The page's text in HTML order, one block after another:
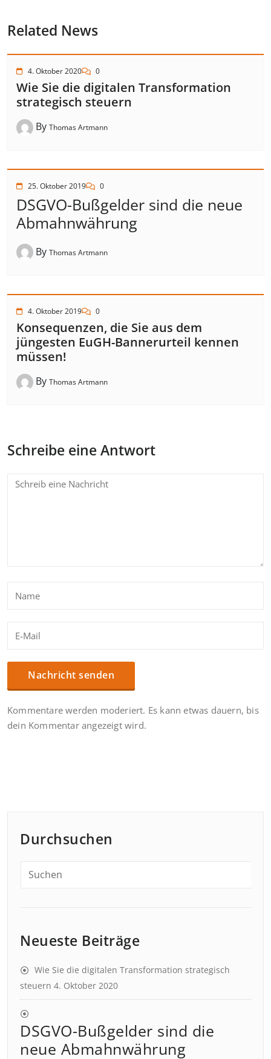
Related News
4. Oktober 2020 0
Wie Sie die digitalen Transformation
strategisch steuern
By Thomas Artmann
25. Oktober 2019 0
DSGVO-Bußgelder sind die neue
Abmahnwährung
By Thomas Artmann
4. Oktober 2019 0
Konsequenzen, die Sie aus dem
jüngesten EuGH-Bannerurteil kennen
müssen!
By Thomas Artmann
Schreibe eine Antwort
Kommentare werden moderiert. Es kann etwas dauern, bis
dein Kommentar angezeigt wird.
Durchsuchen
Neueste Beiträge
Wie Sie die digitalen Transformation strategisch
steuern 4. Oktober 2020
DSGVO-Bußgelder sind die
neue Abmahnwährung